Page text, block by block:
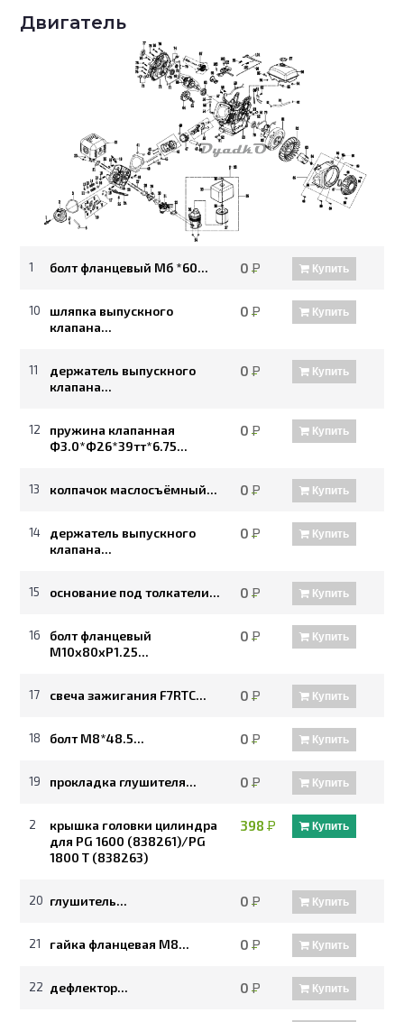
Двигатель
1 болт фланцевый Мб *60... 0Р Купить
10
шляпка выпускного
клапана...
0Р Купить
11
держатель выпускного
клапана...
0Р Купить
12
пружина клапанная
Ф3.0*Ф26*39тт*6.75...
0Р Купить
13 колпачок маслосъёмный... 0Р Купить
14
держатель выпускного
клапана...
0Р Купить
15 основание под толкатели... 0Р Купить
16
болт фланцевый
М10х80хР1.25...
0Р Купить
17 свеча зажигания F7RTC... 0Р Купить
18 болт М8*48.5... 0Р Купить
19 прокладка глушителя... 0Р Купить
2
крышка головки цилиндра
для PG 1600 (838261)/PG
1800 Т (838263)
398Р Купить
20 глушитель... 0Р Купить
21 гайка фланцевая М8... 0Р Купить
22 дефлектор... 0Р Купить